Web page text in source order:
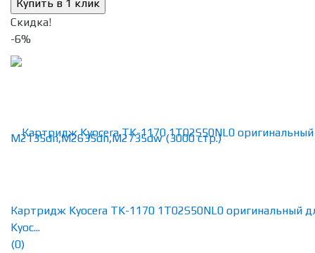
Скидка!
-6%
Картридж Kyocera TK-1170 1T02S50NL0 оригинальный
Kyoc...
(0)